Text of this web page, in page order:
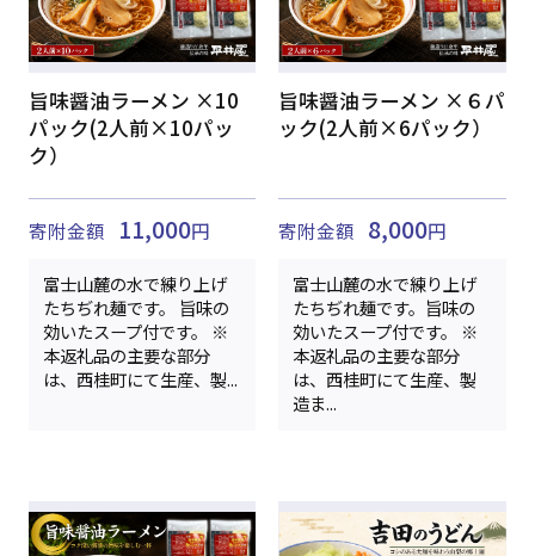
旨味醤油ラーメン ×10
パック(2人前×10パッ
ク）
寄附金額 11,000円
富士山麓の水で練り上げ
たちぢれ麺です。 旨味の
効いたスープ付です。 ※
本返礼品の主要な部分
は、西桂町にて生産、製...
旨味醤油ラーメン ×６パ
ック(2人前×6パック）
寄附金額 8,000円
富士山麓の水で練り上げ
たちぢれ麺です。旨味の
効いたスープ付です。 ※
本返礼品の主要な部分
は、西桂町にて生産、製
造ま...